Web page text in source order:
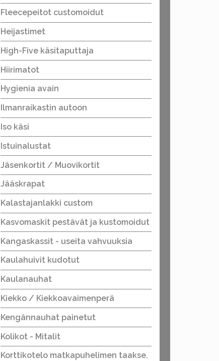
Fleecepeitot customoidut
Heijastimet
High-Five käsitaputtaja
Hiirimatot
Hygienia avain
Ilmanraikastin autoon
Iso käsi
Istuinalustat
Jäsenkortit / Muovikortit
Jääskrapat
Kalastajanlakki custom
Kasvomaskit pestävät ja kustomoidut
Kangaskassit - useita vahvuuksia
Kaulahuivit kudotut
Kaulanauhat
Kiekko / Kiekkoavaimenperä
Kengännauhat painetut
Kolikot - Mitalit
Korttikotelo matkapuhelimen taakse.